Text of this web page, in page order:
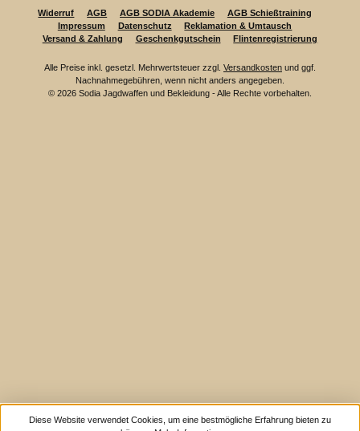
Widerruf AGB AGB SODIA Akademie
AGB Schießtraining
Impressum
Datenschutz
Reklamation & Umtausch
Versand & Zahlung
Geschenkgutschein Flintenregistrierung
Alle Preise inkl. gesetzl. Mehrwertsteuer zzgl. Versandkosten und ggf.
Nachnahmegebühren, wenn nicht anders angegeben.
© 2026 Sodia Jagdwaffen und Bekleidung - Alle Rechte vorbehalten.
Diese Website verwendet Cookies, um eine bestmögliche Erfahrung bieten zu